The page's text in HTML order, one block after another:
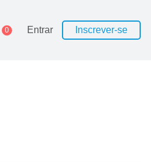
0 Entrar Inscrever-se